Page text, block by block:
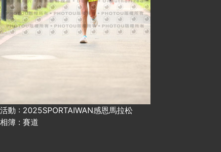
活動 : 2025SPORTAIWAN感恩馬拉松
相簿 : 賽道